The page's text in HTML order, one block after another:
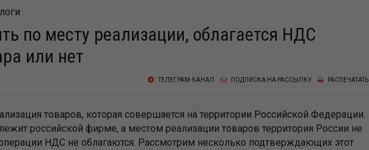
по месту реализации, облагается НДС
или нет
РАСПЕЧАТАТЬ
ПОДПИСКА НА РАССЫЛКУ
ТЕЛЕГРАМ-КАНАЛ
товаров, которая совершается на территории Российской Федерации.
российской фирме, а местом реализации товаров территория России не
операции НДС не облагаются. Рассмотрим несколько подтверждающих этот